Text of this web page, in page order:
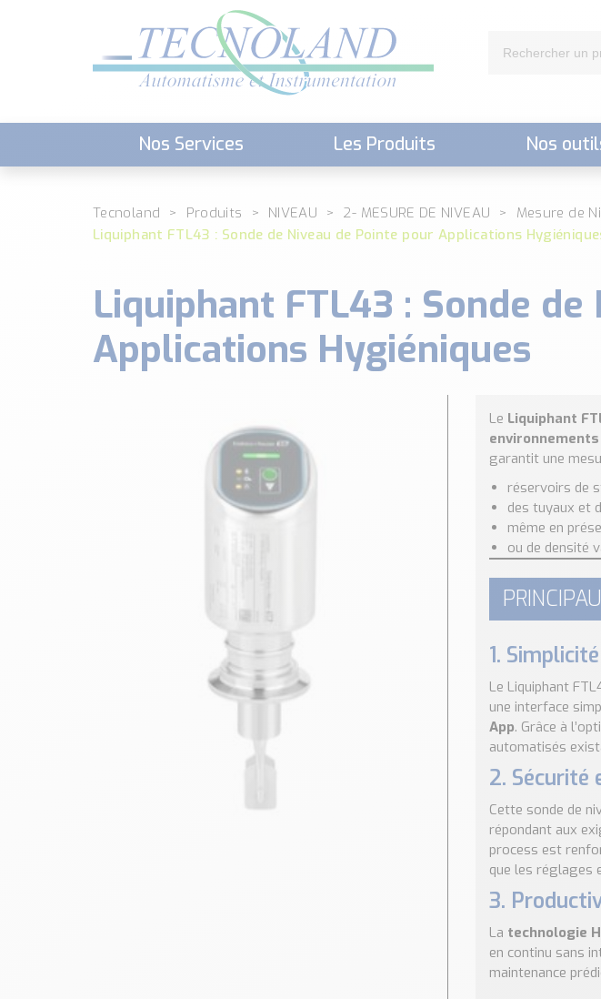
Nos Services Les Produits Nos
Tecnoland Produits NIVEAU 2- MESURE DE NIVEAU
Mesure de
Liquiphant FTL43 : Sonde de Niveau de Pointe pour Applications
Liquiphant FTL43 : Sonde
Applications Hygiéniques
Le Liquiphant
garantit une
réservoirs de
des tuyaux et
même en
ou de densité
1.
Le Liquiphant
une interface
App. Grâce à
automatisés
2. Sécurité
Cette sonde de
répondant aux
process est
que les réglages
3.
La technologie
en continu sans
maintenance